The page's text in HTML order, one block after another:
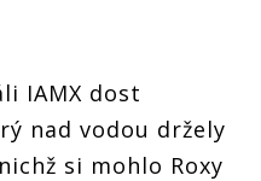
IAMX dost
nad vodou držely
si mohlo Roxy